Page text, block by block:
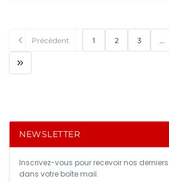
Précédent 1 2 3 ...
NEWSLETTER
Inscrivez-vous pour recevoir nos
dans votre boîte mail.